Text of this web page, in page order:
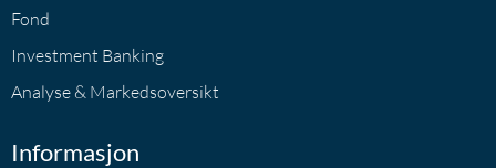
Fond
Investment Banking
Analyse & Markedsoversikt
Informasjon